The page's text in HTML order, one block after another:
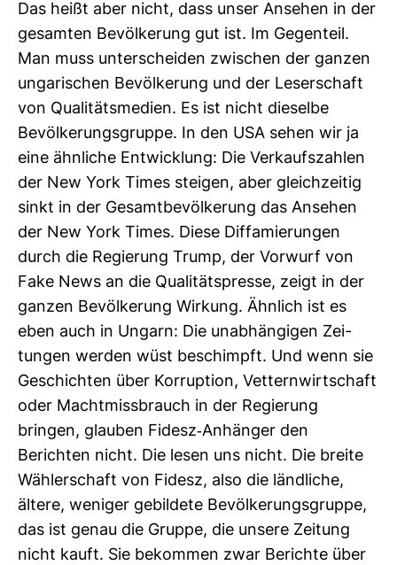
Das heißt aber nicht, dass unser Ansehen in der
gesamten Bevöl­ke­rung gut ist. Im Gegen­teil.
Man muss unter­scheiden zwi­schen der ganzen
unga­ri­schen Bevöl­ke­rung und der Leser­schaft
von Qua­li­täts­me­dien. Es ist nicht die­selbe
Bevöl­ke­rungs­gruppe. In den USA sehen wir ja
eine ähn­liche Ent­wick­lung: Die Ver­kaufs­zahlen
der New York Times steigen, aber gleich­zeitig
sinkt in der Gesamt­be­völ­ke­rung das Ansehen
der New York Times. Diese Dif­fa­mie­rungen
durch die Regie­rung Trump, der Vor­wurf von
Fake News an die Qua­li­täts­presse, zeigt in der
ganzen Bevöl­ke­rung Wir­kung. Ähn­lich ist es
eben auch in Ungarn: Die unab­hän­gigen Zei­
tungen werden wüst beschimpft. Und wenn sie
Geschichten über Kor­rup­tion, Vet­tern­wirt­schaft
oder Macht­miss­brauch in der Regie­rung
bringen, glauben Fidesz-​Anhänger den
Berichten nicht. Die lesen uns nicht. Die breite
Wäh­ler­schaft von Fidesz, also die länd­liche,
ältere, weniger gebil­dete Bevöl­ke­rungs­gruppe,
das ist genau die Gruppe, die unsere Zei­tung
nicht kauft. Sie bekommen zwar Berichte über